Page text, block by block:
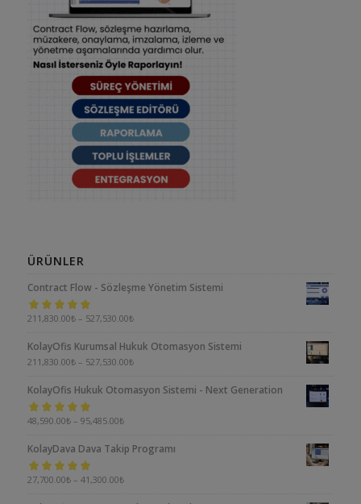
ÜRÜNLER
Contract Flow - Sözleşme Yönetim Sistemi
5 üzerinden
211,830.00₺ – 527,530.00₺
KolayOfis Kurumsal Hukuk Otomasyon Sistemi
211,830.00₺ – 527,530.00₺
KolayOfis Hukuk Otomasyon Sistemi - Next Generation
5 üzerinden
48,590.00₺ – 95,485.00₺
KolayDava Dava Takip Programı
5 üzerinden
27,700.00₺ – 41,300.00₺